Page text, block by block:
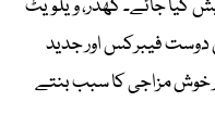
کیا جائے۔ کھدر، ویلویٹ
دوست فیبرکس اور جدید
خوش مزاجی کا سبب بنتے